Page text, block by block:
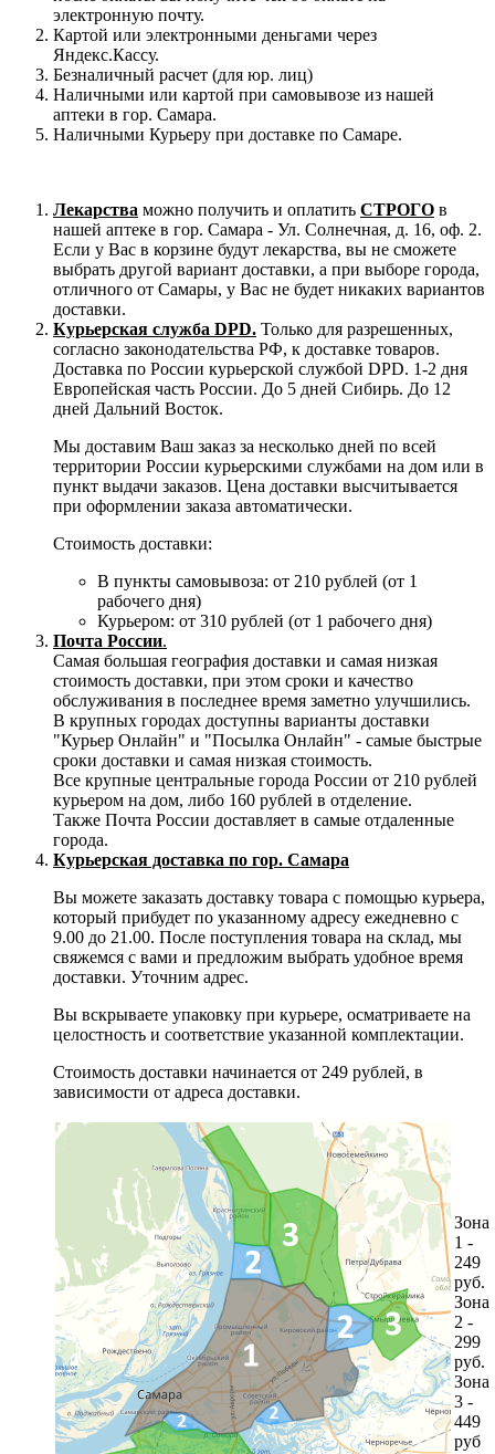
электронную почту.
Картой или электронными деньгами через
Яндекс.Кассу.
Безналичный расчет (для юр. лиц)
Наличными или картой при самовывозе из нашей
аптеки в гор. Самара.
Наличными Курьеру при доставке по Самаре.
Лекарства можно получить и оплатить СТРОГО в
нашей аптеке в гор. Самара - Ул. Солнечная, д. 16, оф. 2.
Если у Вас в корзине будут лекарства, вы не сможете
выбрать другой вариант доставки, а при выборе города,
отличного от Самары, у Вас не будет никаких вариантов
доставки.
Курьерская служба DPD. Только для разрешенных,
согласно законодательства РФ, к доставке товаров.
Доставка по России курьерской службой DPD. 1-2 дня
Европейская часть России. До 5 дней Сибирь. До 12
дней Дальний Восток.
Мы доставим Ваш заказ за несколько дней по всей
территории России курьерскими службами на дом или в
пункт выдачи заказов. Цена доставки высчитывается
при оформлении заказа автоматически.
Стоимость доставки:
В пункты самовывоза: от 210 рублей (от 1
рабочего дня)
Курьером: от 310 рублей (от 1 рабочего дня)
Почта России.
Самая большая география доставки и самая низкая
стоимость доставки, при этом сроки и качество
обслуживания в последнее время заметно улучшились.
В крупных городах доступны варианты доставки
"Курьер Онлайн" и "Посылка Онлайн" - самые быстрые
сроки доставки и самая низкая стоимость.
Все крупные центральные города России от 210 рублей
курьером на дом, либо 160 рублей в отделение.
Также Почта России доставляет в самые отдаленные
города.
Курьерская доставка по гор. Самара
Вы можете заказать доставку товара с помощью курьера,
который прибудет по указанному адресу ежедневно с
9.00 до 21.00. После поступления товара на склад, мы
свяжемся с вами и предложим выбрать удобное время
доставки. Уточним адрес.
Вы вскрываете упаковку при курьере, осматриваете на
целостность и соответствие указанной комплектации.
Стоимость доставки начинается от 249 рублей, в
зависимости от адреса доставки.
Зона
1 -
249
руб.
Зона
2 -
299
руб.
Зона
3 -
449
руб